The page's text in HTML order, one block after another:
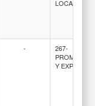
LOCALES
-
267-
Y